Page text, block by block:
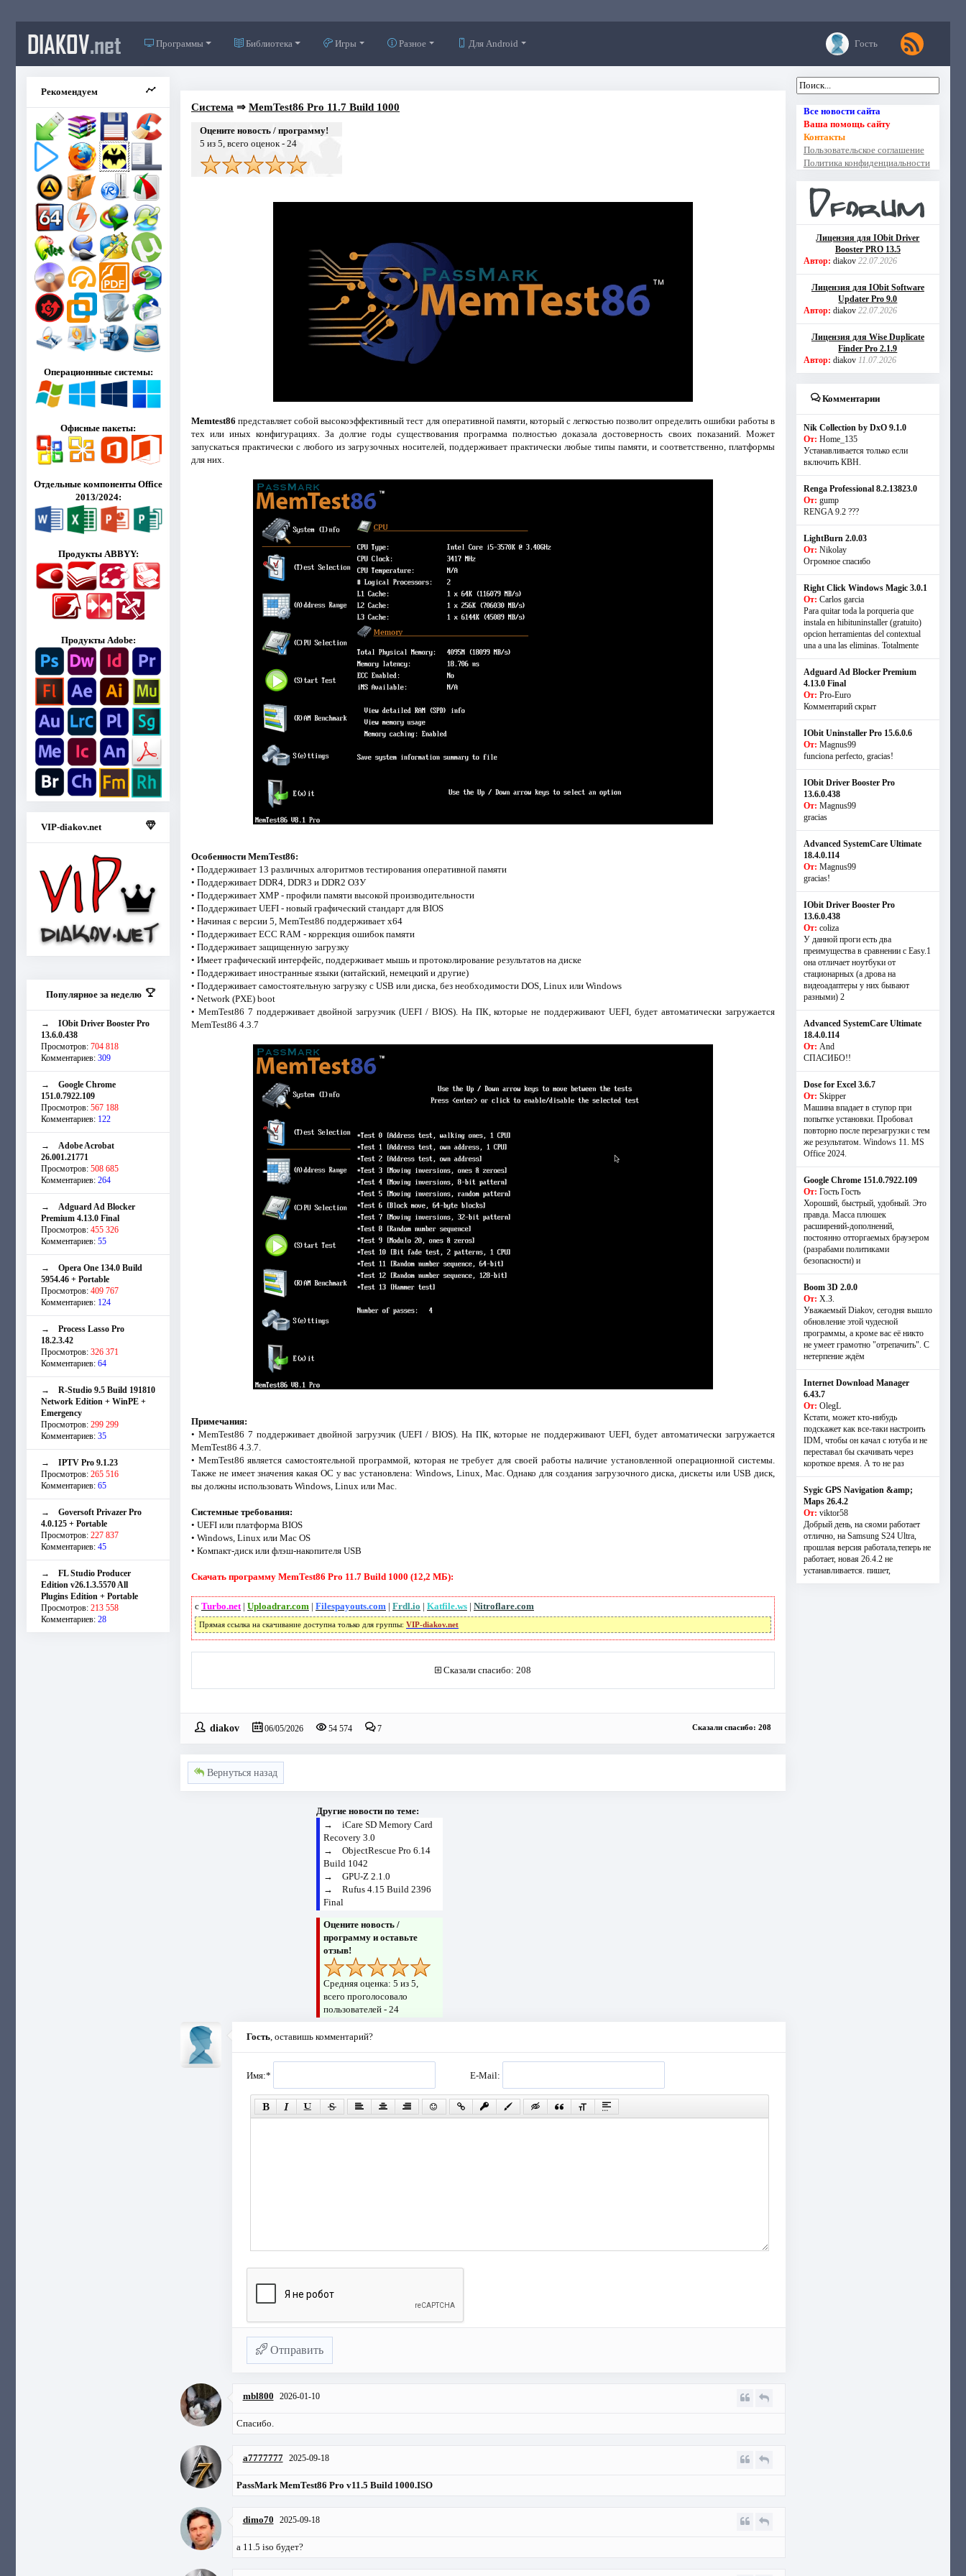
DIAKOV.net Программы Библиотека Игры Разное Для Android Гость
Рекомендуем
Операционнные системы:
Офисные пакеты:
Отдельные компоненты Office
2013/2024:
Продукты ABBYY:
Продукты Adobe:
VIP-diakov.net
Популярное за неделю
→ IObit Driver Booster Pro
13.6.0.438
Просмотров: 704 818
Комментариев: 309
→ Google Chrome
151.0.7922.109
Просмотров: 567 188
Комментариев: 122
→ Adobe Acrobat
26.001.21771
Просмотров: 508 685
Комментариев: 264
→ Adguard Ad Blocker
Premium 4.13.0 Final
Просмотров: 455 326
Комментариев: 55
→ Opera One 134.0 Build
5954.46 + Portable
Просмотров: 409 767
Комментариев: 124
→ Process Lasso Pro
18.2.3.42
Просмотров: 326 371
Комментариев: 64
→ R-Studio 9.5 Build 191810
Network Edition + WinPE +
Emergency
Просмотров: 299 299
Комментариев: 35
→ IPTV Pro 9.1.23
Просмотров: 265 516
Комментариев: 65
→ Goversoft Privazer Pro
4.0.125 + Portable
Просмотров: 227 837
Комментариев: 45
→ FL Studio Producer
Edition v26.1.3.5570 All
Plugins Edition + Portable
Просмотров: 213 558
Комментариев: 28
Система ⇒ MemTest86 Pro 11.7 Build 1000
Оцените новость / программу!
5 из 5, всего оценок - 24
Memtest86 представляет собой высокоэффективный тест для оперативной памяти, который с легкостью позволит определить ошибки работы в
тех или иных конфигурациях. За долгие годы существования программа полностью доказала достоверность своих показаний. Может
запускаться практически с любого из загрузочных носителей, поддерживает практически любые типы памяти, и соответственно, платформы
для них.
Особенности MemTest86:
• Поддерживает 13 различных алгоритмов тестирования оперативной памяти
• Поддерживает DDR4, DDR3 и DDR2 ОЗУ
• Поддерживает XMP - профили памяти высокой производительности
• Поддерживает UEFI - новый графический стандарт для BIOS
• Начиная с версии 5, MemTest86 поддерживает x64
• Поддерживает ECC RAM - коррекция ошибок памяти
• Поддерживает защищенную загрузку
• Имеет графический интерфейс, поддерживает мышь и протоколирование результатов на диске
• Поддерживает иностранные языки (китайский, немецкий и другие)
• Поддерживает самостоятельную загрузку с USB или диска, без необходимости DOS, Linux или Windows
• Network (PXE) boot
• MemTest86 7 поддерживает двойной загрузчик (UEFI / BIOS). На ПК, которые не поддерживают UEFI, будет автоматически загружается
MemTest86 4.3.7
Примечания:
• MemTest86 7 поддерживает двойной загрузчик (UEFI / BIOS). На ПК, которые не поддерживают UEFI, будет автоматически загружается
MemTest86 4.3.7.
• MemTest86 является самостоятельной программой, которая не требует для своей работы наличие установленной операционной системы.
Также не имеет значения какая ОС у вас установлена: Windows, Linux, Mac. Однако для создания загрузочного диска, дискеты или USB диск,
вы должны использовать Windows, Linux или Mac.
Системные требования:
• UEFI или платформа BIOS
• Windows, Linux или Mac OS
• Компакт-диск или флэш-накопителя USB
Скачать программу MemTest86 Pro 11.7 Build 1000 (12,2 МБ):
с Turbo.net| Uploadrar.com | Filespayouts.com | Frdl.io | Katfile.ws| Nitroflare.com
Прямая ссылка на скачивание доступна только для группы: VIP-diakov.net
Сказали спасибо: 208
diakov 06/05/2026 54 574 7 Сказали спасибо: 208
Вернуться назад
Другие новости по теме:
→ iCare SD Memory Card
Recovery 3.0
→ ObjectRescue Pro 6.14
Build 1042
→ GPU-Z 2.1.0
→ Rufus 4.15 Build 2396
Final
Оцените новость /
программу и оставьте
отзыв!
Средняя оценка: 5 из 5,
всего проголосовало
пользователей - 24
Гость, оставишь комментарий?
Имя:* E-Mail:
Отправить
mbl800 2026-01-10
Спасибо.
a7777777 2025-09-18
PassMark MemTest86 Pro v11.5 Build 1000.ISO
dimo70 2025-09-18
а 11.5 iso будет?
Все новости сайта
Ваша помощь сайту
Контакты
Пользовательское соглашение
Политика конфиденциальности
Лицензия для IObit Driver
Booster PRO 13.5
Автор: diakov 22.07.2026
Лицензия для IObit Software
Updater Pro 9.0
Автор: diakov 22.07.2026
Лицензия для Wise Duplicate
Finder Pro 2.1.9
Автор: diakov 11.07.2026
Комментарии
Nik Collection by DxO 9.1.0
От: Home_135
Устанавливается только если
включить КВН.
Renga Professional 8.2.13823.0
От: gump
RENGA 9.2 ???
LightBurn 2.0.03
От: Nikolay
Огромное спасибо
Right Click Windows Magic 3.0.1
От: Carlos garcia
Para quitar toda la porqueria que
instala en hibituninstaller (gratuito)
opcion herramientas del contextual
una a una las eliminas. Totalmente
Adguard Ad Blocker Premium
4.13.0 Final
От: Pro-Euro
Комментарий скрыт
IObit Uninstaller Pro 15.6.0.6
От: Magnus99
funciona perfecto, gracias!
IObit Driver Booster Pro
13.6.0.438
От: Magnus99
gracias
Advanced SystemCare Ultimate
18.4.0.114
От: Magnus99
gracias!
IObit Driver Booster Pro
13.6.0.438
От: coliza
У данной проги есть два
преимущества в сравнении с Easy.1
она отличает ноутбуки от
стационарных (а дрова на
видеоадаптеры у них бывают
разными) 2
Advanced SystemCare Ultimate
18.4.0.114
От: And
СПАСИБО!!
Dose for Excel 3.6.7
От: Skipper
Машина впадает в ступор при
попытке установки. Пробовал
повторно после перезагрузки с тем
же результатом. Windows 11. MS
Offiсe 2024.
Google Chrome 151.0.7922.109
От: Гость Гость
Хороший, быстрый, удобный. Это
правда. Масса плюшек
расширений-дополнений,
постоянно отторгаемых браузером
(разрабами политиками
безопасности) и
Boom 3D 2.0.0
От: Х.З.
Уважаемый Diakov, сегодня вышло
обновление этой чудесной
программы, а кроме вас её никто
не умеет грамотно "отрепачить". С
нетерпение ждём
Internet Download Manager
6.43.7
От: OlegL
Кстати, может кто-нибудь
подскажет как все-таки настроить
IDM, чтобы он качал с ютуба и не
переставал бы скачивать через
короткое время. А то не раз
Sygic GPS Navigation &amp;
Maps 26.4.2
От: viktor58
Добрый день, на сяоми работает
отлично, на Samsung S24 Ultra,
прошлая версия работала,теперь не
работает, новая 26.4.2 не
устанавливается. пишет,